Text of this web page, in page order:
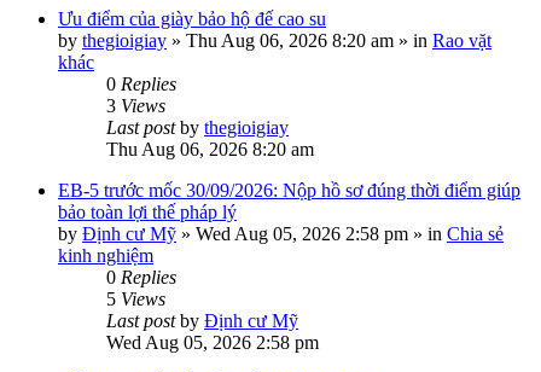
Ưu điểm của giày bảo hộ đế cao su
by thegioigiay » Thu Aug 06, 2026 8:20 am » in Rao vặt
khác
0 Replies
3 Views
Last postby thegioigiay
Thu Aug 06, 2026 8:20 am
EB-5 trước mốc 30/09/2026: Nộp hồ sơ đúng thời điểm giúp
bảo toàn lợi thế pháp lý
by Định cư Mỹ » Wed Aug 05, 2026 2:58 pm » in Chia sẻ
kinh nghiệm
0 Replies
5 Views
Last postby Định cư Mỹ
Wed Aug 05, 2026 2:58 pm